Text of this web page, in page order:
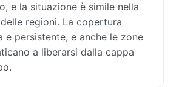
e la situazione è simile nella
regioni. La copertura
e persistente, e anche le zone
a liberarsi dalla cappa